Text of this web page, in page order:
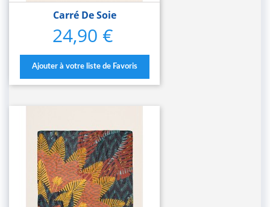
Carré De Soie
Prix
24,90 €
Ajouter à votre liste de Favoris